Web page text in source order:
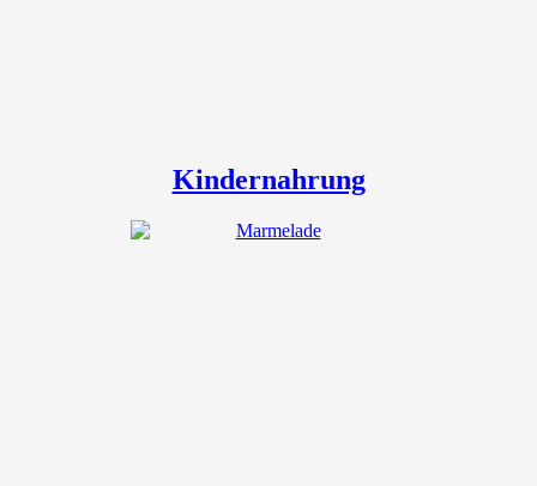
Kindernahrung